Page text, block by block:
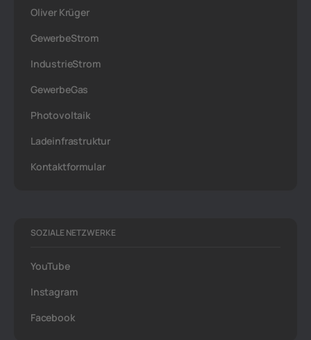
Oliver Krüger
GewerbeStrom
IndustrieStrom
GewerbeGas
Photovoltaik
Ladeinfrastruktur
Kontaktformular
SOZIALE NETZWERKE
YouTube
Instagram
Facebook